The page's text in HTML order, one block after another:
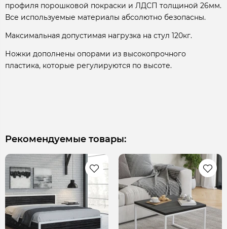
профиля порошковой покраски и ЛДСП толщиной 26мм.
Все используемые материалы абсолютно безопасны.
Максимальная допустимая нагрузка на стул 120кг.
Ножки дополнены опорами из высокопрочного
пластика, которые регулируются по высоте.
Рекомендуемые товары: